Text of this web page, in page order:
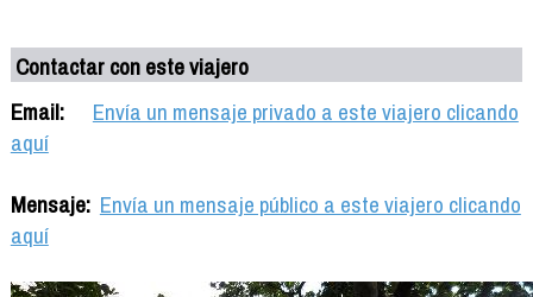
Contactar con este viajero
Email:
Envía un mensaje privado a este viajero clicando
aquí
Mensaje: Envía un mensaje público a este viajero clicando
aquí